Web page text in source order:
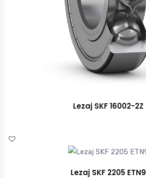
Lezaj SKF 16002-2Z
Lezaj SKF 2205 ETN9